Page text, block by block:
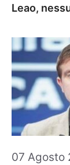
Leao,
07 Agosto